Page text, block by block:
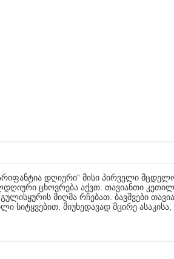
დღიური“ მისი პირველი
ცხოვრება აქვთ. თავია­ნთი
მიღმა რჩებათ. ბავშვები
სიტყვებით. მიუხედავად მცირე